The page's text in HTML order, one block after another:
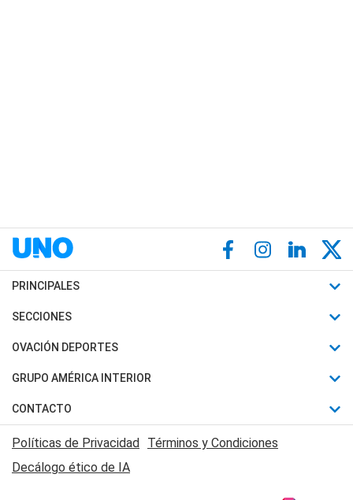
PRINCIPALES
Últimas Noticias
Política
Judiciales
Economia
SECCIONES
Horóscopo
Motores
Trucos caseros
Series y Películas
Edictos y Solicitadas
OVACIÓN DEPORTES
Fútbol
Mundial
Automovilismo
Rugby
GRUPO AMÉRICA INTERIOR
Canal 7 en Vivo
CONTACTO
Acerca de Nosotros
Contactanos
Políticas de Privacidad Términos y Condiciones
Decálogo ético de IA